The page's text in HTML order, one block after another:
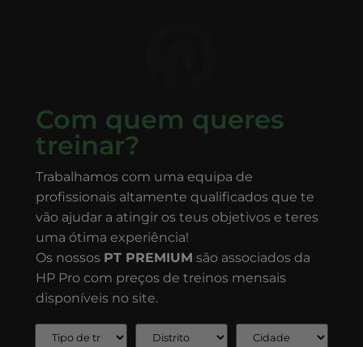
Com quem queres
treinar?
Trabalhamos com uma equipa de
profissionais altamente qualificados que te
vão ajudar a atingir os teus objetivos e teres
uma ótima experiência!
Os nossos PT PREMIUM são associados da
HP Pro com preços de treinos mensais
disponíveis no site.